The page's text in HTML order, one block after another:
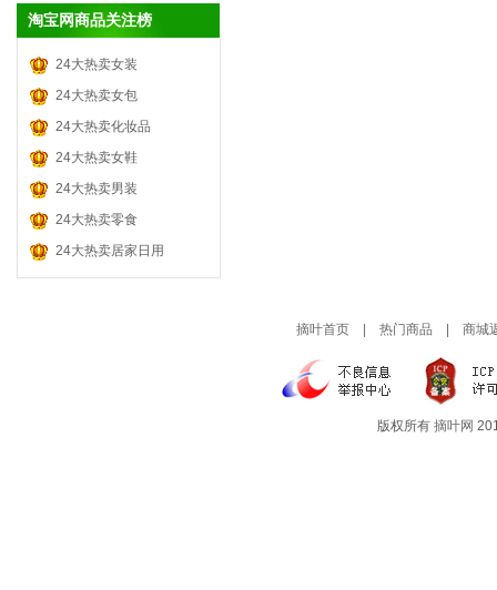
办 公 设 备
家 居 日 用
鲜 花 园 艺
折 扣 券
个 人 护 理
汽 车 用 品
尿 片 湿 巾
孕 产 护 肤
宝 宝 教 育
孕 妇 服 装
童 装 童 鞋
营 养 滋 补
茶 叶 茗 品
糖 果 零 食
肉 类 零 食
粮 油 干 货
进 口 零 食
图书杂志
门票旅游
淘宝网商品关注榜
24大热卖女装
24大热卖女包
24大热卖化妆品
24大热卖女鞋
24大热卖男装
24大热卖零食
24大热卖居家日用
摘叶首页| 热门商品 商城
版权所有 摘叶网